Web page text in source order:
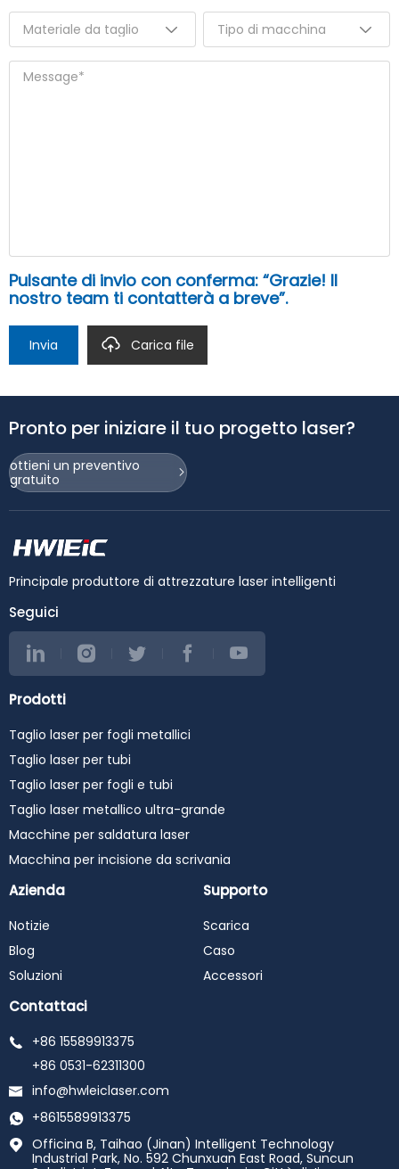
Pulsante di invio con conferma: “Grazie! Il
nostro team ti contatterà a breve”.
Invia Carica file
Pronto per iniziare il tuo progetto laser?
ottieni un preventivo
gratuito
Principale produttore di attrezzature laser intelligenti
Seguici
Prodotti
Taglio laser per fogli metallici
Taglio laser per tubi
Taglio laser per fogli e tubi
Taglio laser metallico ultra-grande
Macchine per saldatura laser
Macchina per incisione da scrivania
Azienda
Notizie
Blog
Soluzioni
Supporto
Scarica
Caso
Accessori
Contattaci
+86 15589913375
+86 0531-62311300
info@hwleiclaser.com
+8615589913375
Officina B, Taihao (Jinan) Intelligent Technology
Industrial Park, No. 592 Chunxuan East Road, Suncun